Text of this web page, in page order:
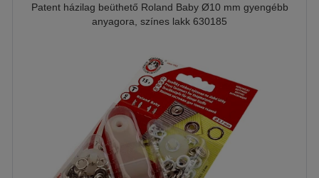
Patent házilag beüthető Roland Baby Ø10 mm gyengébb
anyagora, színes lakk 630185